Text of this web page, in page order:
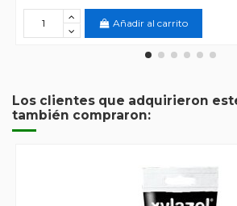
Añadir al carrito
Los clientes que adquirieron
también compraron: